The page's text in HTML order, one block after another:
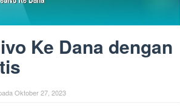
Ke Dana dengan
Oktober 27, 2023